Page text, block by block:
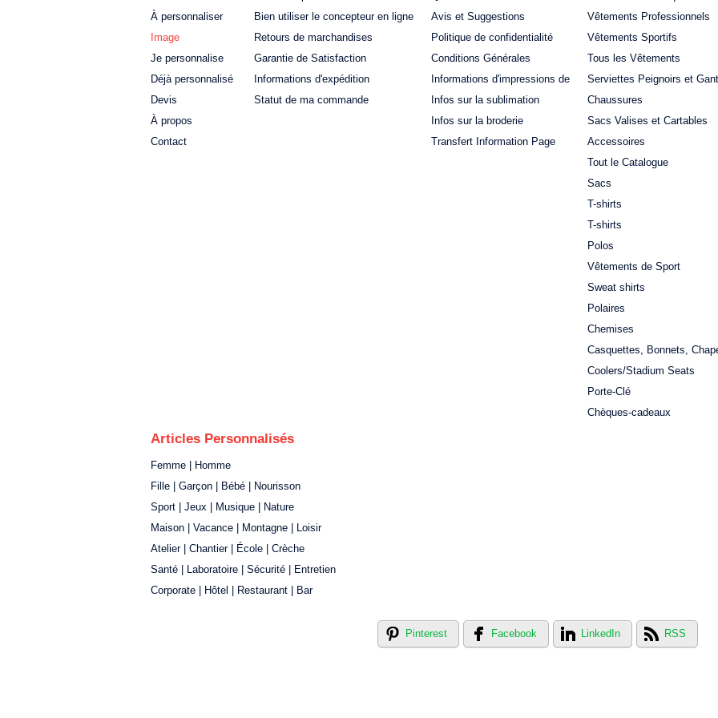
À personnaliser
Image
Je personnalise
Déjà personnalisé
Devis
À propos
Contact
Bien utiliser le concepteur en ligne
Retours de marchandises
Garantie de Satisfaction
Informations d'expédition
Statut de ma commande
Avis et Suggestions
Politique de confidentialité
Conditions Générales
Informations d'impressions de
Infos sur la sublimation
Infos sur la broderie
Transfert Information Page
Vêtements Professionnels
Vêtements Sportifs
Tous les Vêtements
Serviettes Peignoirs et
Chaussures
Sacs Valises et Cartables
Accessoires
Tout le Catalogue
Sacs
T-shirts
T-shirts
Polos
Vêtements de Sport
Sweat shirts
Polaires
Chemises
Casquettes, Bonnets,
Coolers/Stadium Seats
Porte-Clé
Chèques-cadeaux
Articles Personnalisés
Femme | Homme
Fille | Garçon | Bébé | Nourisson
Sport | Jeux | Musique | Nature
Maison | Vacance | Montagne | Loisir
Atelier | Chantier | École | Crèche
Santé | Laboratoire | Sécurité | Entretien
Corporate | Hôtel | Restaurant | Bar
Pinterest Facebook LinkedIn RSS